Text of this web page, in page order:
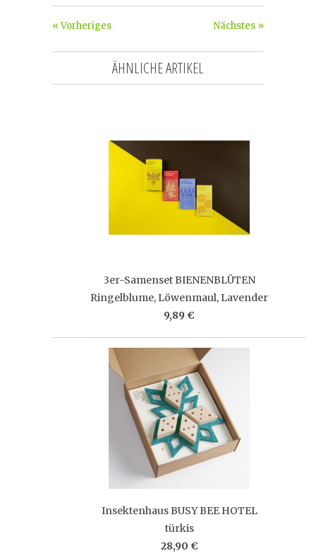
Nächstes »
« Vorheriges
ÄHNLICHE ARTIKEL
3er-Samenset BIENENBLÜTEN
Ringelblume, Löwenmaul, Lavender
9,89 €
Insektenhaus BUSY BEE HOTEL
türkis
28,90 €